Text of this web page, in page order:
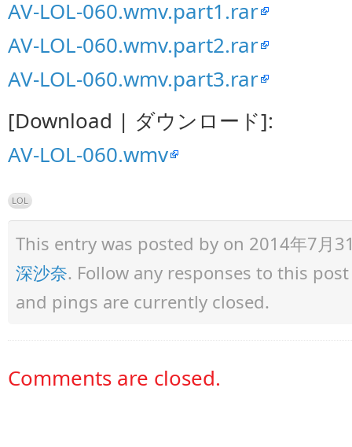
AV-LOL-060.wmv.part1.rar
AV-LOL-060.wmv.part2.rar
AV-LOL-060.wmv.part3.rar
[Download | ダウンロード]:
AV-LOL-060.wmv
LOL
This entry was posted by on 2014年7月
深沙奈. Follow any responses to this
and pings are currently closed.
Comments are closed.